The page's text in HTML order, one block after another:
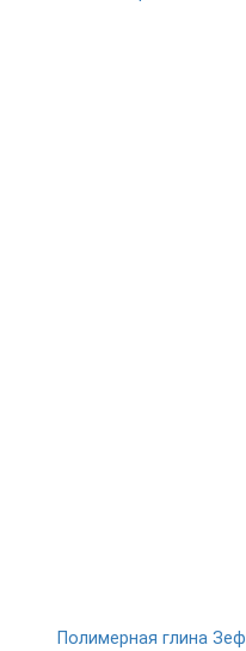
Полимерная глина